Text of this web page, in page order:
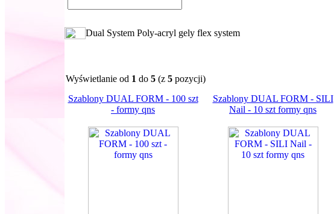
Dual System Poly-acryl gely flex system
Wyświetlanie od 1 do 5 (z 5 pozycji)
Szablony DUAL FORM - 100 szt
- formy qns
Szablony DUAL FORM - SILI
Nail - 10 szt formy qns